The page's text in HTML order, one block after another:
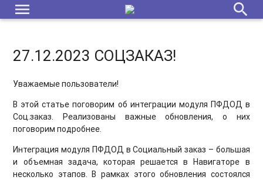
menu search
27.12.2023 СОЦЗАКАЗ!
Уважаемые пользователи!
В этой статье поговорим об интеграции модуля ПФДОД в
Соц.заказ. Реализованы важные обновления, о них
поговорим подробнее.
Интеграция модуля ПФДОД в Социальный заказ – большая
и объемная задача, которая решается в Навигаторе в
несколько этапов. В рамках этого обновления состоялся